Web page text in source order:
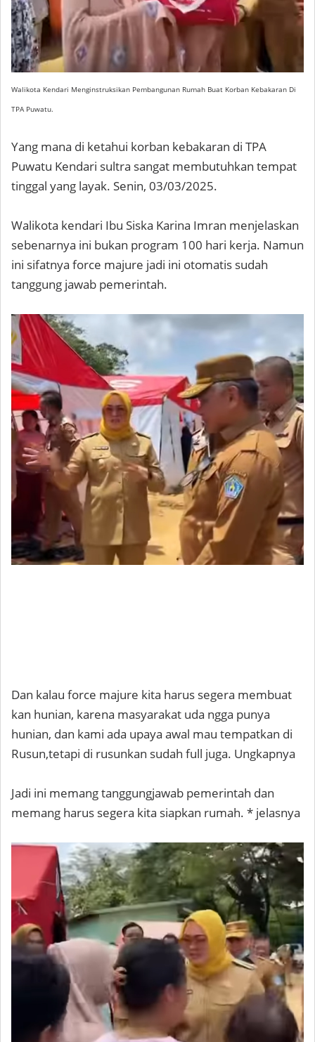
Walikota Kendari Menginstruksikan Pembangunan Rumah Buat Korban Kebakaran Di
TPA Puwatu.
Yang mana di ketahui korban kebakaran di TPA
Puwatu Kendari sultra sangat membutuhkan tempat
tinggal yang layak. Senin, 03/03/2025.
Walikota kendari Ibu Siska Karina Imran menjelaskan
sebenarnya ini bukan program 100 hari kerja. Namun
ini sifatnya force majure jadi ini otomatis sudah
tanggung jawab pemerintah.
Dan kalau force majure kita harus segera membuat
kan hunian, karena masyarakat uda ngga punya
hunian, dan kami ada upaya awal mau tempatkan di
Rusun,tetapi di rusunkan sudah full juga. Ungkapnya
Jadi ini memang tanggungjawab pemerintah dan
memang harus segera kita siapkan rumah. * jelasnya